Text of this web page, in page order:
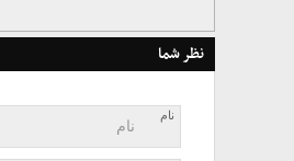
نظر شما
نام